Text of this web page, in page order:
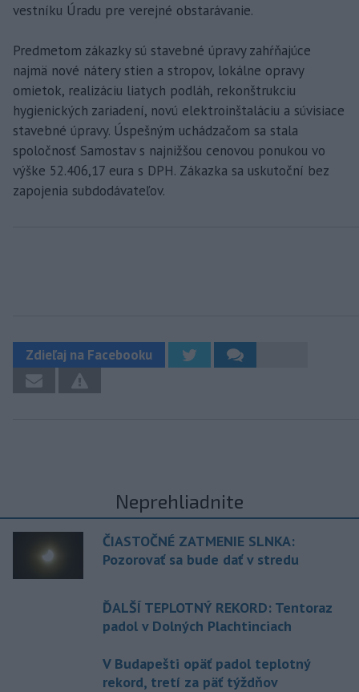
vestníku Úradu pre verejné obstarávanie.
Predmetom zákazky sú stavebné úpravy zahŕňajúce
najmä nové nátery stien a stropov, lokálne opravy
omietok, realizáciu liatych podláh, rekonštrukciu
hygienických zariadení, novú elektroinštaláciu a súvisiace
stavebné úpravy. Úspešným uchádzačom sa stala
spoločnosť Samostav s najnižšou cenovou ponukou vo
výške 52.406,17 eura s DPH. Zákazka sa uskutoční bez
zapojenia subdodávateľov.
Zdieľaj na Facebooku
Neprehliadnite
ČIASTOČNÉ ZATMENIE SLNKA:
Pozorovať sa bude dať v stredu
ĎALŠÍ TEPLOTNÝ REKORD: Tentoraz
padol v Dolných Plachtinciach
V Budapešti opäť padol teplotný
rekord, tretí za päť týždňov